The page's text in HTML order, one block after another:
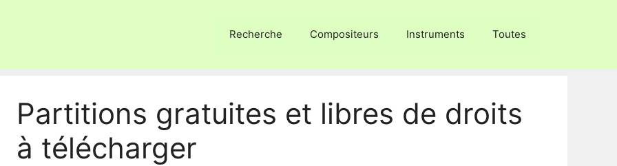
Recherche Compositeurs Instruments Toutes
Partitions gratuites et libres de droits
à télécharger